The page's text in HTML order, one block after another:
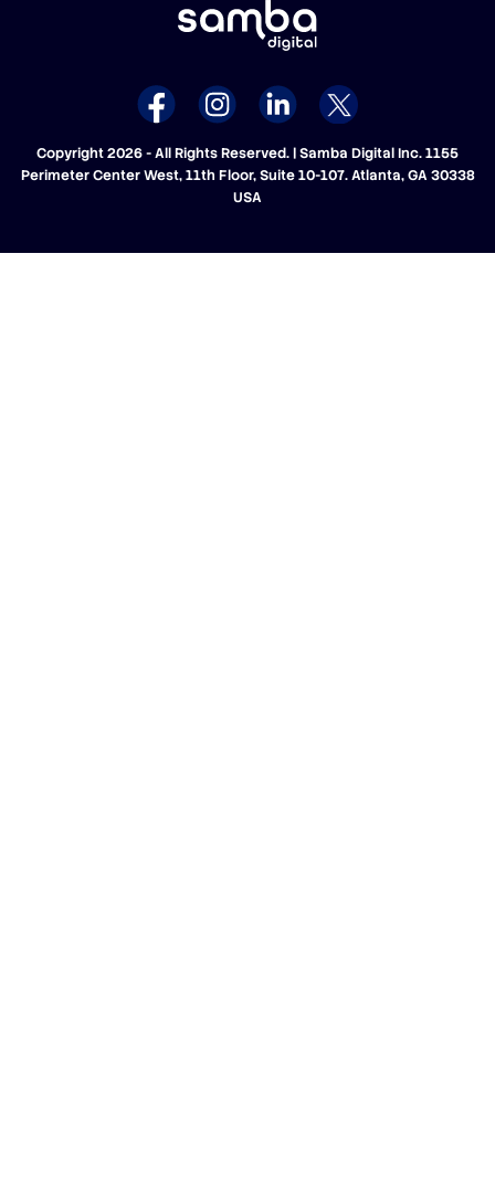
Copyright 2026 - All Rights Reserved. | Samba Digital Inc. 1155
Perimeter Center West, 11th Floor, Suite 10-107. Atlanta, GA 30338
USA